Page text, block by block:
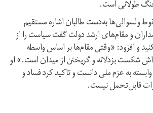
طولانی است.
ولسوالی‌ها به‌دست طالبان اشاره مستقیم
و مقام‌های ارشد دولت گفت سیاست را از
و افزود: «وقتی مقام‌ها بر اساس واسطه
شکست بزدلانه و گریختن از میدان است.» او
به عزم ملی دانست و تاکید کرد فساد و
قابل‌تحمل نیست.